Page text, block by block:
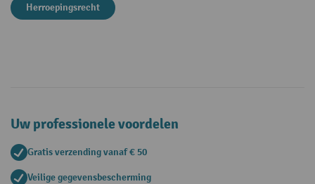
Herroepingsrecht
Uw professionele voordelen
Gratis verzending vanaf € 50
Veilige gegevensbescherming